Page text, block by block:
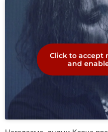
Click to accept
and